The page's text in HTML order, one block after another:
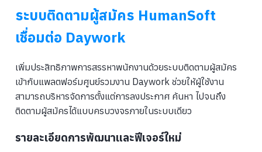
ระบบติดตามผู้สมัคร HumanSoft
เชื่อมต่อ Daywork
เพิ่มประสิทธิภาพการสรรหาพนักงานด้วยระบบติดตามผู้สมัคร
เข้ากับแพลตฟอร์มศูนย์รวมงาน Daywork ช่วยให้ผู้ใช้งาน
สามารถบริหารจัดการตั้งแต่การลงประกาศ ค้นหา ไปจนถึง
ติดตามผู้สมัครได้แบบครบวงจรภายในระบบเดียว
รายละเอียดการพัฒนาและฟีเจอร์ใหม่